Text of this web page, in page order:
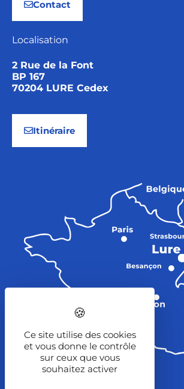
Contact
Localisation
2 Rue de la Font
BP 167
70204 LURE Cedex
Itinéraire
Ce site utilise des cookies
et vous donne le contrôle
sur ceux que vous
souhaitez activer